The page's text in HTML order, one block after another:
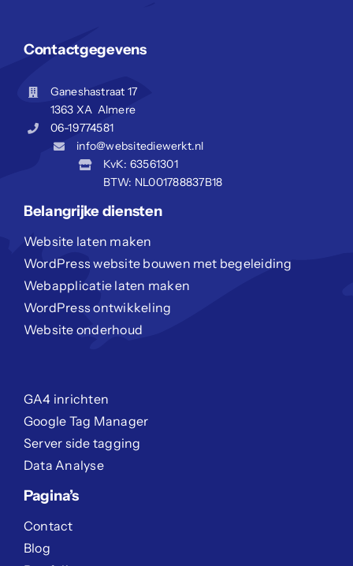
Contactgegevens
Ganeshastraat 17
1363 XA Almere
06-19774581
info@websitediewerkt.nl
KvK: 63561301
BTW: NL001788837B18
Belangrijke diensten
Website laten maken
WordPress website bouwen met begeleiding
Webapplicatie laten maken
WordPress ontwikkeling
Website onderhoud
GA4 inrichten
Google Tag Manager
Server side tagging
Data Analyse
Pagina’s
Contact
Blog